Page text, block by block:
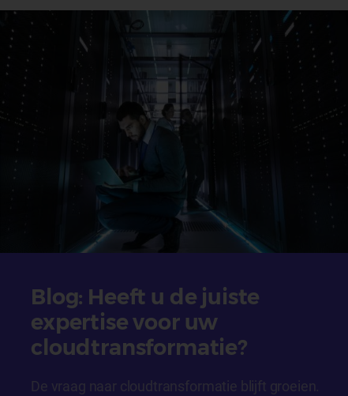
Blog: Heeft u de juiste
expertise voor uw
cloudtransformatie?
De vraag naar cloudtransformatie blijft groeien.